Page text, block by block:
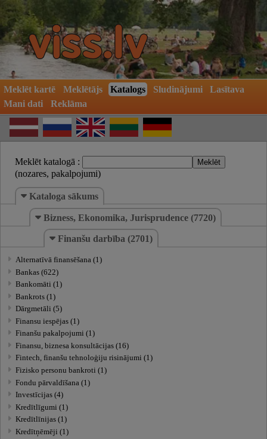
Meklēt kartē Meklētājs Katalogs Sludinājumi
Lasītava
Mani dati
Reklāma
Meklēt katalogā :
(nozares, pakalpojumi)
Kataloga sākums
Bizness, Ekonomika, Jurisprudence (7720)
Finanšu darbība (2701)
Alternatīvā finansēšana (1)
Bankas (622)
Bankomāti (1)
Bankrots (1)
Dārgmetāli (5)
Finansu iespējas (1)
Finanšu pakalpojumi (1)
Finansu, biznesa konsultācijas (16)
Fintech, finanšu tehnoloģiju risinājumi (1)
Fizisko personu bankroti (1)
Fondu pārvaldīšana (1)
Investīcijas (4)
Kredītlīgumi (1)
Kredītlīnijas (1)
Kredītņēmēji (1)